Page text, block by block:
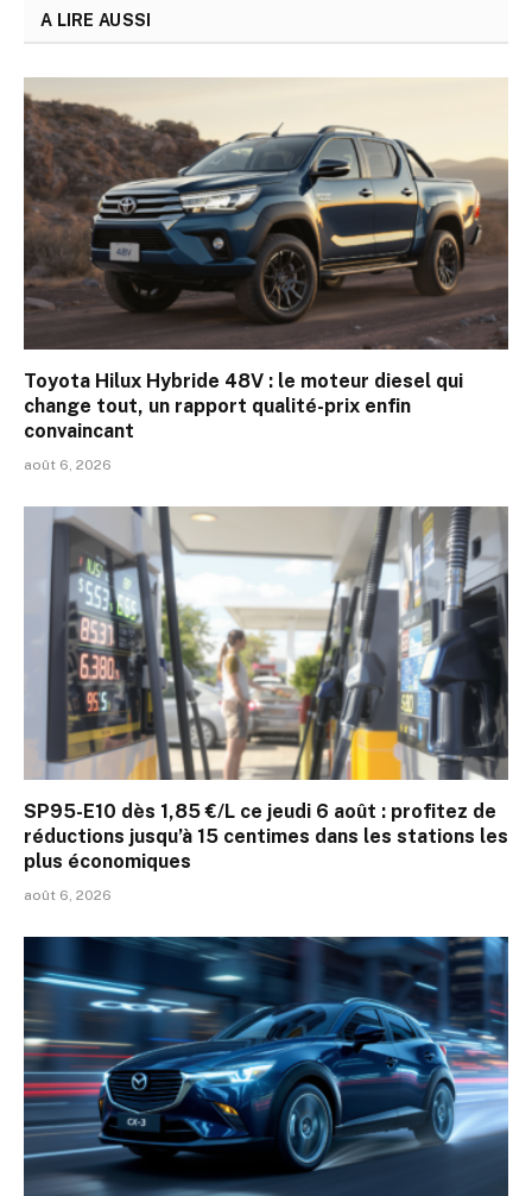
A LIRE AUSSI
Toyota Hilux Hybride 48V : le moteur diesel qui
change tout, un rapport qualité-prix enfin
convaincant
août 6, 2026
SP95-E10 dès 1,85 €/L ce jeudi 6 août : profitez de
réductions jusqu’à 15 centimes dans les stations les
plus économiques
août 6, 2026